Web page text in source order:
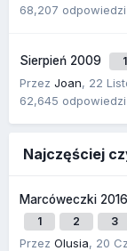
68,207 odpowiedzi
Sierpień 2009 1
Przez Joan, 22
62,645 odpowiedzi
Najczęściej
Marcóweczki 2016
1 2 3
Przez Olusia, 20